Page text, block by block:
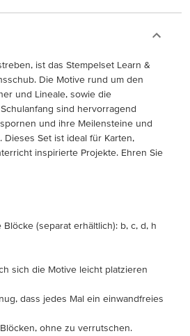
ist das Stempelset Learn &
Die Motive rund um den
und Lineale, sowie die
sind hervorragend
und ihre Meilensteine und
Set ist ideal für Karten,
inspirierte Projekte. Ehren Sie
(separat erhältlich): b, c, d, h
sich die Motive leicht platzieren
dass jedes Mal ein einwandfreies
ohne zu verrutschen.